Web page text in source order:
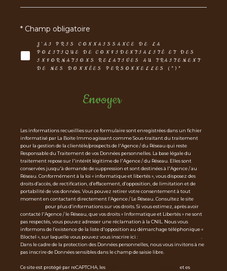
J'AI PRIS CONNAISSANCE DE LA
POLITIQUE DE CONFIDENTIALITÉ ET DES
INFORMATIONS RELATIVES AU TRAITEMENT
DE MES DONNÉES PERSONNELLES (*)*
* Champ obligatoire
Envoyer
Les informations recueillies sur ce formulaire sont enregistrées dans un fichier
informatisé par La Boite Immo agissant comme Sous-traitant du traitement
pour la gestion de la clientèle/prospects de l'Agence / du Réseau qui reste
Responsable du Traitement de vos Données personnelles. La base légale du
traitement repose sur l'intérêt légitime de l'Agence / du Réseau. Elles sont
conservées jusqu'à demande de suppression et sont destinées à l'Agence / au
Réseau. Conformément à la loi « informatique et libertés », vous disposez des
droits d’accès, de rectification, d’effacement, d’opposition, de limitation et de
portabilité de vos données. Vous pouvez retirer votre consentement à tout
moment en contactant directement l’Agence / Le Réseau. Consultez le site
pour plus d’informations sur vos droits. Si vous estimez, après avoir
contacté l'Agence / le Réseau, que vos droits « Informatique et Libertés » ne sont
pas respectés, vous pouvez adresser une réclamation à la CNIL. Nous vous
informons de l’existence de la liste d'opposition au démarchage téléphonique «
Bloctel », sur laquelle vous pouvez vous inscrire ici :
Dans le cadre de la protection des Données personnelles, nous vous invitons à ne
pas inscrire de Données sensibles dans le champ de saisie libre.
Ce site est protégé par reCAPTCHA, les et es